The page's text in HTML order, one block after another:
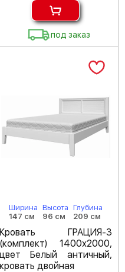
под заказ
Ширина
147 см
Высота
96 см
Глубина
209 см
Кровать ГРАЦИЯ-3
(комплект) 1400х2000,
цвет Белый античный,
кровать двойная